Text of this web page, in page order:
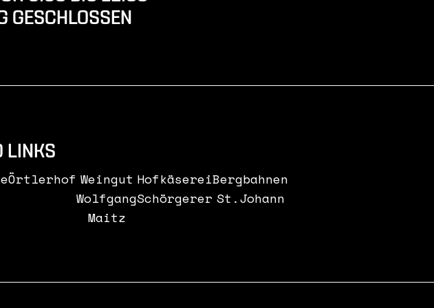
GESCHLOSSEN
LINKS
Örtlerhof Weingut
Wolfgang
Maitz
Hofkäserei
Schörgerer
Bergbahnen
St.Johann